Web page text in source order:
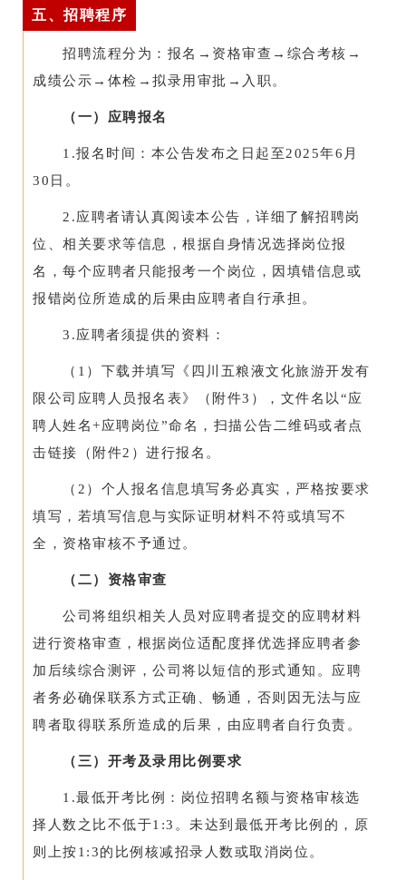
五、招聘程序
招聘流程分为：报名→资格审查→综合考核→
成绩公示→体检→拟录用审批→入职。
（一）应聘报名
1.报名时间：本公告发布之日起至2025年6月
30日。
2.应聘者请认真阅读本公告，详细了解招聘岗
位、相关要求等信息，根据自身情况选择岗位报
名，每个应聘者只能报考一个岗位，因填错信息或
报错岗位所造成的后果由应聘者自行承担。
3.应聘者须提供的资料：
（1）下载并填写《四川五粮液文化旅游开发有
限公司应聘人员报名表》（附件3），文件名以“应
聘人姓名+应聘岗位”命名，扫描公告二维码或者点
击链接（附件2）进行报名。
（2）个人报名信息填写务必真实，严格按要求
填写，若填写信息与实际证明材料不符或填写不
全，资格审核不予通过。
（二）资格审查
公司将组织相关人员对应聘者提交的应聘材料
进行资格审查，根据岗位适配度择优选择应聘者参
加后续综合测评，公司将以短信的形式通知。应聘
者务必确保联系方式正确、畅通，否则因无法与应
聘者取得联系所造成的后果，由应聘者自行负责。
（三）开考及录用比例要求
1.最低开考比例：岗位招聘名额与资格审核选
择人数之比不低于1:3。未达到最低开考比例的，原
则上按1:3的比例核减招录人数或取消岗位。